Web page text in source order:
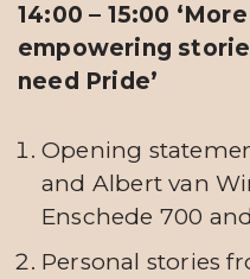
14:00 – 15:00
empowering
need Pride’
Opening
and Albert van
Enschede 700
Personal stories